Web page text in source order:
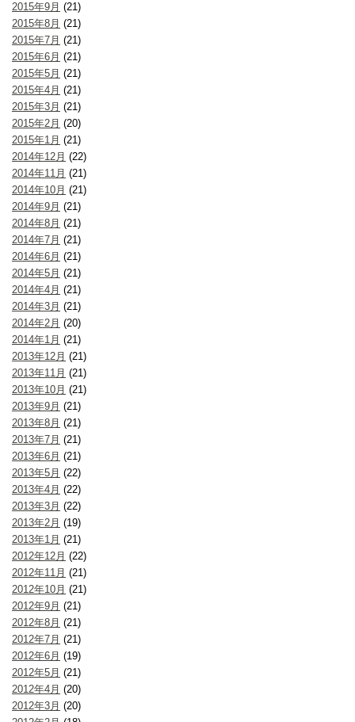
2015年9月 (21)
2015年8月 (21)
2015年7月 (21)
2015年6月 (21)
2015年5月 (21)
2015年4月 (21)
2015年3月 (21)
2015年2月 (20)
2015年1月 (21)
2014年12月 (22)
2014年11月 (21)
2014年10月 (21)
2014年9月 (21)
2014年8月 (21)
2014年7月 (21)
2014年6月 (21)
2014年5月 (21)
2014年4月 (21)
2014年3月 (21)
2014年2月 (20)
2014年1月 (21)
2013年12月 (21)
2013年11月 (21)
2013年10月 (21)
2013年9月 (21)
2013年8月 (21)
2013年7月 (21)
2013年6月 (21)
2013年5月 (22)
2013年4月 (22)
2013年3月 (22)
2013年2月 (19)
2013年1月 (21)
2012年12月 (22)
2012年11月 (21)
2012年10月 (21)
2012年9月 (21)
2012年8月 (21)
2012年7月 (21)
2012年6月 (19)
2012年5月 (21)
2012年4月 (20)
2012年3月 (20)